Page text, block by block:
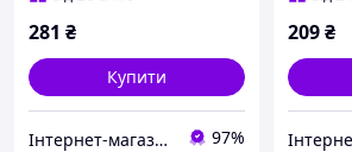
281 ₴
Купити
Інтернет-магазин Minimalka.com - мінімальні ціни на одяг та взуття, спідню білизну та інші товари 97%
209₴